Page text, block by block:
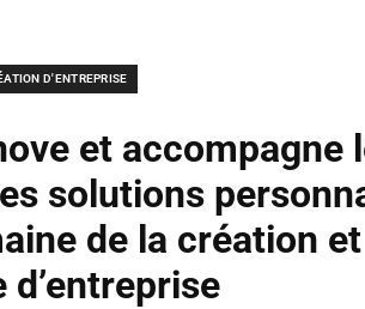
D'ENTREPRISE
et accompagne
solutions
de la création
d’entreprise